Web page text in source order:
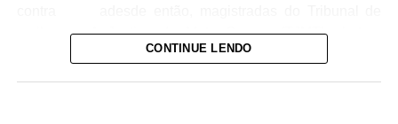
Justiça de Mato Grosso (TJMT) alertam
que a mudança cultural ainda é o maior
CONTINUE LENDO